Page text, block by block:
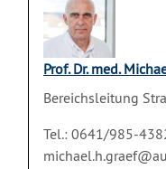
Prof. Dr. med.
Bereichsleitung
Tel.: 0641/985-